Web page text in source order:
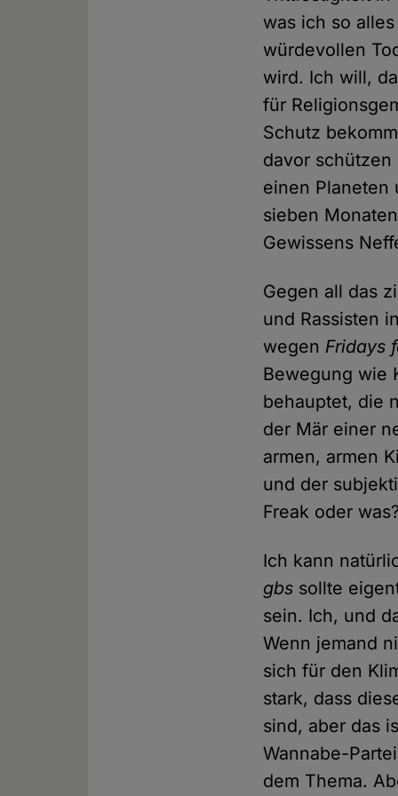
was ich so
würdevollen
wird. Ich will,
für
Schutz
davor
einen Planeten
sieben
Gewissens
Gegen all das
und Rassisten
wegen Fridays
Bewegung wie
behauptet, die
der Mär einer
armen, armen
und der
Freak oder was?
Ich kann
gbs sollte
sein. Ich, und
Wenn jemand
sich für den
stark, dass
sind, aber das
Wannabe-
dem Thema.